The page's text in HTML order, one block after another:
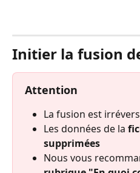
Initier la fusion
Attention
La fusion est
Les données de la
supprimées
Nous vous